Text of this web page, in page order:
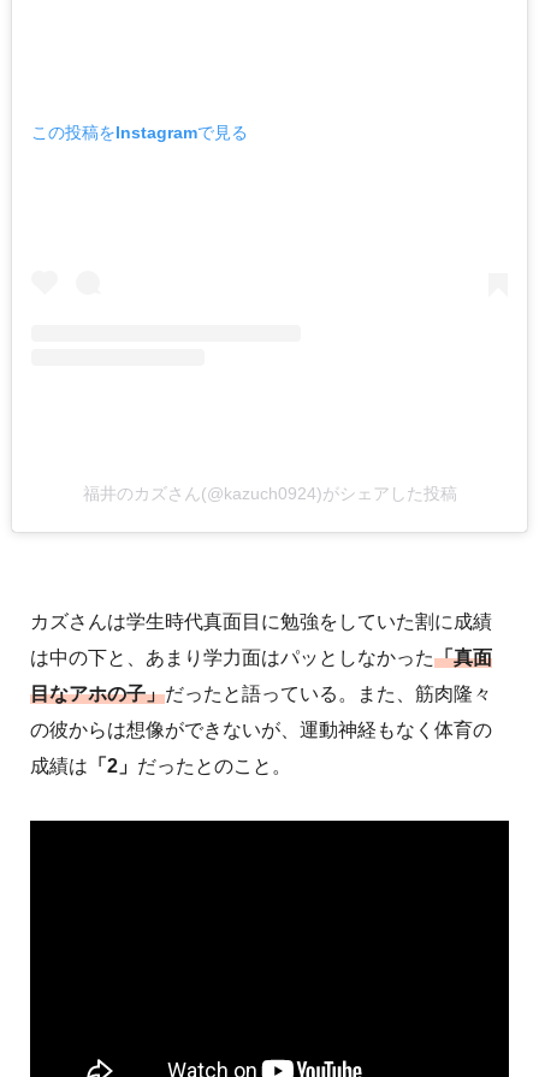
この投稿をInstagramで見る
福井のカズさん(@kazuch0924)がシェアした投稿
カズさんは学生時代真面目に勉強をしていた割に成績
は中の下と、あまり学力面はパッとしなかった「真面
目なアホの子」だったと語っている。また、筋肉隆々
の彼からは想像ができないが、運動神経もなく体育の
成績は 「2」 だったとのこと。